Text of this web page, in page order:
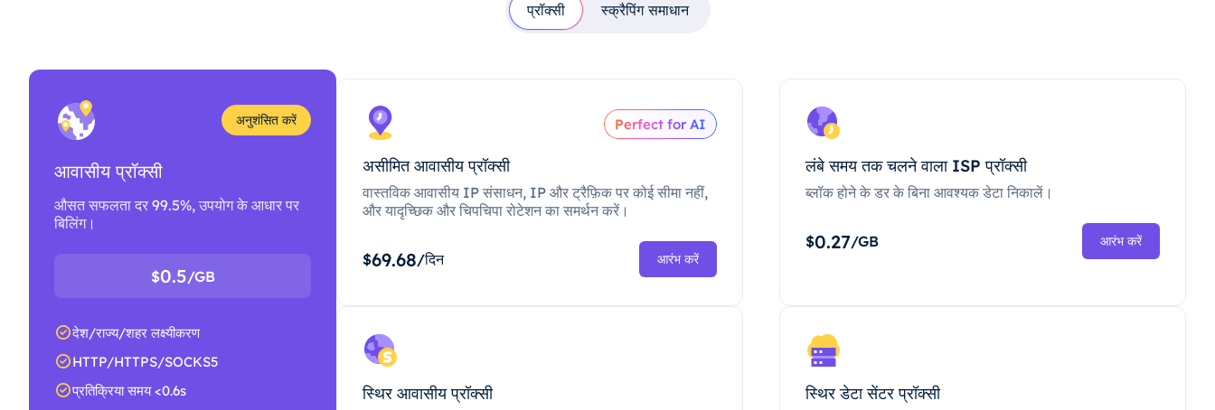
प्रॉक्सी स्क्रैपिंग समाधान
अनुशंसित करें
आवासीय प्रॉक्सी
औसत सफलता दर 99.5%, उपयोग के आधार पर
बिलिंग।
$0.5/GB
देश/राज्य/शहर लक्ष्यीकरण
HTTP/HTTPS/SOCKS5
प्रतिक्रिया समय <0.6s
Perfect for AI
असीमित आवासीय प्रॉक्सी
वास्तविक आवासीय IP संसाधन, IP और ट्रैफ़िक पर कोई सीमा नहीं,
और यादृच्छिक और चिपचिपा रोटेशन का समर्थन करें।
$69.68/दिन आरंभ करें
लंबे समय तक चलने वाला ISP प्रॉक्सी
ब्लॉक होने के डर के बिना आवश्यक डेटा निकालें।
$0.27/GB आरंभ करें
स्थिर आवासीय प्रॉक्सी स्थिर डेटा सेंटर प्रॉक्सी